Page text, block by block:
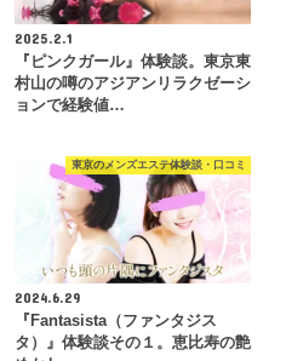
2025.2.1
『ピンクガール』体験談。東京東
村山の噂のアジアンリラクゼーシ
ョンで経験値…
東京のメンズエステ体験談・口コミ
2024.6.29
『Fantasista（ファンタジス
タ）』体験談その１。恵比寿の艶